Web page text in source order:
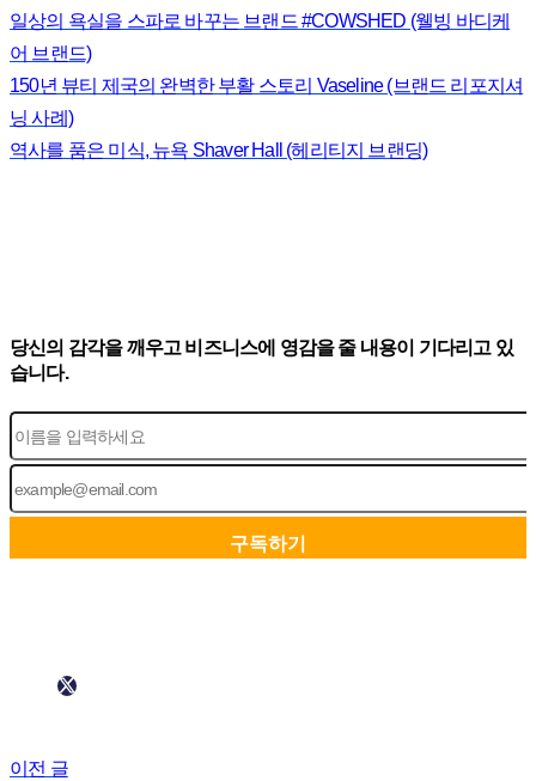
일상의 욕실을 스파로 바꾸는 브랜드 #COWSHED (웰빙 바디케
어 브랜드)
150년 뷰티 제국의 완벽한 부활 스토리 Vaseline (브랜드 리포지셔
닝 사례)
역사를 품은 미식, 뉴욕 Shaver Hall (헤리티지 브랜딩)
당신의 감각을 깨우고 비즈니스에 영감을 줄 내용이 기다리고 있
습니다.
이전 글